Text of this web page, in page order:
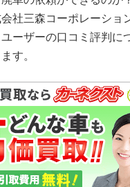
社三森コーポレーショ
ーザーの口コミ評判に
す。